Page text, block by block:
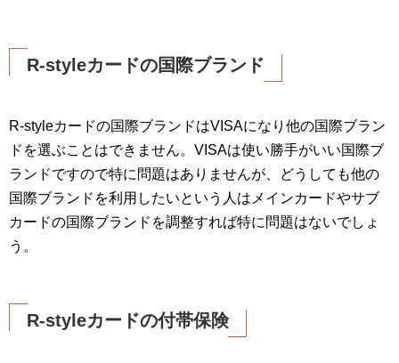
R-styleカードの国際ブランド
R-styleカードの国際ブランドはVISAになり他の国際ブラン
ドを選ぶことはできません。VISAは使い勝手がいい国際ブ
ランドですので特に問題はありませんが、どうしても他の
国際ブランドを利用したいという人はメインカードやサブ
カードの国際ブランドを調整すれば特に問題はないでしょ
う。
R-styleカードの付帯保険